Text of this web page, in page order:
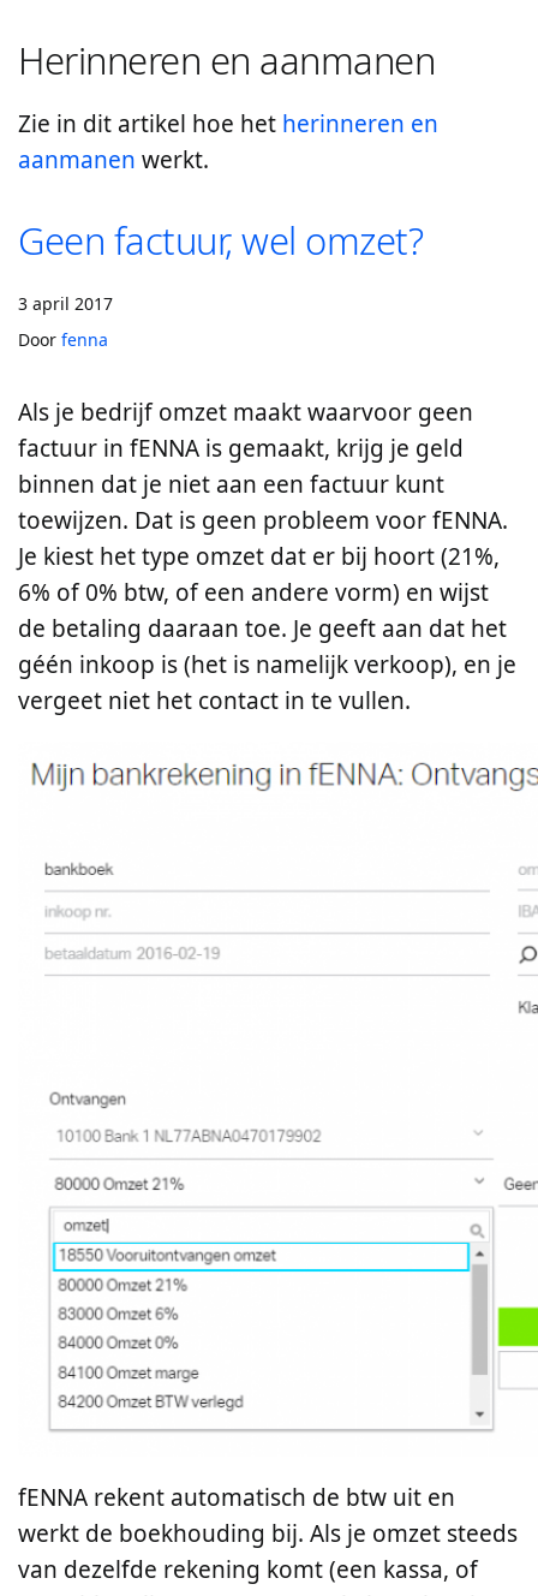
Herinneren en aanmanen
Zie in dit artikel hoe het herinneren en
aanmanen werkt.
Geen factuur, wel omzet?
3 april 2017
Door fenna
Als je bedrijf omzet maakt waarvoor geen
factuur in fENNA is gemaakt, krijg je geld
binnen dat je niet aan een factuur kunt
toewijzen. Dat is geen probleem voor fENNA.
Je kiest het type omzet dat er bij hoort (21%,
6% of 0% btw, of een andere vorm) en wijst
de betaling daaraan toe. Je geeft aan dat het
géén inkoop is (het is namelijk verkoop), en je
vergeet niet het contact in te vullen.
fENNA rekent automatisch de btw uit en
werkt de boekhouding bij. Als je omzet steeds
van dezelfde rekening komt (een kassa, of